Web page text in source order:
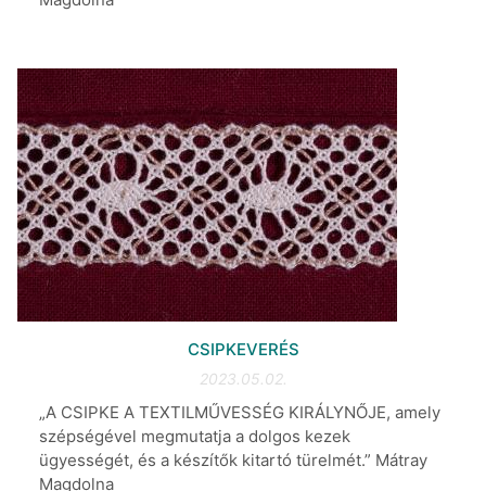
CSIPKEVERÉS
2023.05.02.
„A CSIPKE A TEXTILMŰVESSÉG KIRÁLYNŐJE, amely
szépségével megmutatja a dolgos kezek
ügyességét, és a készítők kitartó türelmét.” Mátray
Magdolna